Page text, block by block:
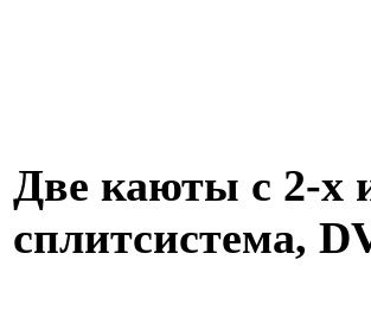
Две каюты с 2-х
сплитсистема,